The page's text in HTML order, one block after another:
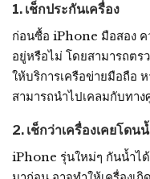
1. เช็กประกันเครื่อง
ก่อนซื้อ iPhone มือสอง ค
อยู่หรือไม่ โดยสามารถต
ให้บริการเครือข่ายมือถือ
สามารถนำไปเคลมกับทา
2. เช็กว่าเครื่องเคยโดน
iPhone รุ่นใหม่ๆ กันน้ำไ